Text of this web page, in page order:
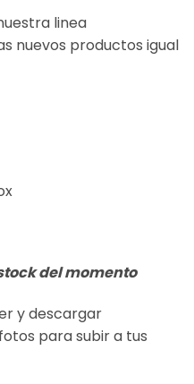
linea
nuevos productos igual
del momento
y descargar
para subir a tus